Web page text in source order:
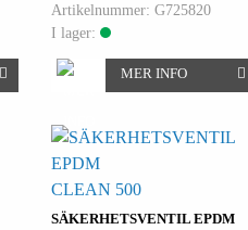
Artikelnummer: G725820
I lager:
MER INFO
SÄKERHETSVENTIL EPDM
CLEAN 500